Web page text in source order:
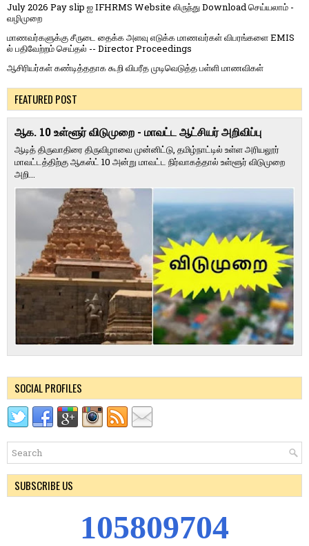
July 2026 Pay slip ஐ IFHRMS Website லிருந்து Download செய்யலாம் -
வழிமுறை
மாணவர்களுக்கு சீருடை தைக்க அளவு எடுக்க மாணவர்கள் விபரங்களை EMIS
ல் பதிவேற்றம் செய்தல் -- Director Proceedings
ஆசிரியர்கள் கண்டித்ததாக கூறி விபரீத முடிவெடுத்த பள்ளி மாணவிகள்
FEATURED POST
ஆக. 10 உள்ளூர் விடுமுறை - மாவட்ட ஆட்சியர் அறிவிப்பு
ஆடித் திருவாதிரை திருவிழாவை முன்னிட்டு, தமிழ்நாட்டில் உள்ள அரியலூர்
மாவட்டத்திற்கு ஆகஸ்ட் 10 அன்று மாவட்ட நிர்வாகத்தால் உள்ளூர் விடுமுறை
அறி...
SOCIAL PROFILES
SUBSCRIBE US
105809704